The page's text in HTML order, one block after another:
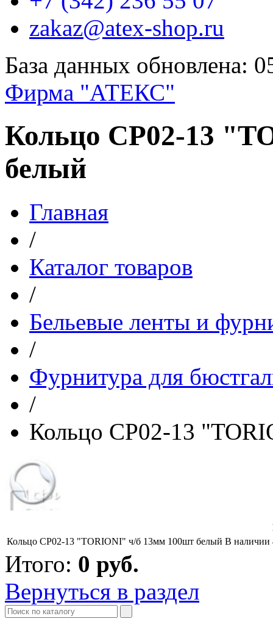
zakaz@atex-shop.ru
База данных обновлена:
Фирма "АТЕКС"
Кольцо CP02-13
белый
Главная
/
Каталог товаров
/
Бельевые ленты и
/
Фурнитура для
/
Кольцо CP02-13
Кольцо CP02-13 "TORIONI" ч/б 13мм 100шт белый В наличии
Итого: 0 руб.
Вернуться в раздел